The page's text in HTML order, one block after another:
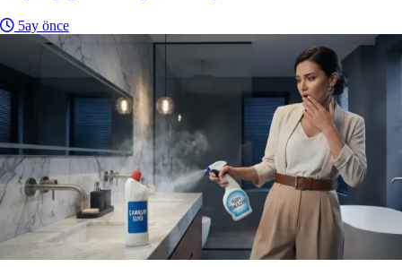
5ay önce